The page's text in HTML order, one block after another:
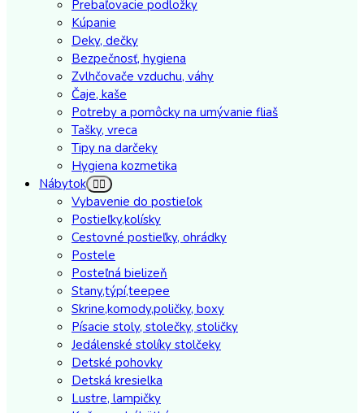
Prebaľovacie podložky
Kúpanie
Deky, dečky
Bezpečnosť, hygiena
Zvlhčovače vzduchu, váhy
Čaje, kaše
Potreby a pomôcky na umývanie fliaš
Tašky, vreca
Tipy na darčeky
Hygiena kozmetika
Nábytok
Vybavenie do postieľok
Postieľky,kolísky
Cestovné postieľky, ohrádky
Postele
Posteľná bielizeň
Stany,týpí,teepee
Skrine,komody,poličky, boxy
Písacie stoly, stolečky, stoličky
Jedálenské stolíky stolčeky
Detské pohovky
Detská kresielka
Lustre, lampičky